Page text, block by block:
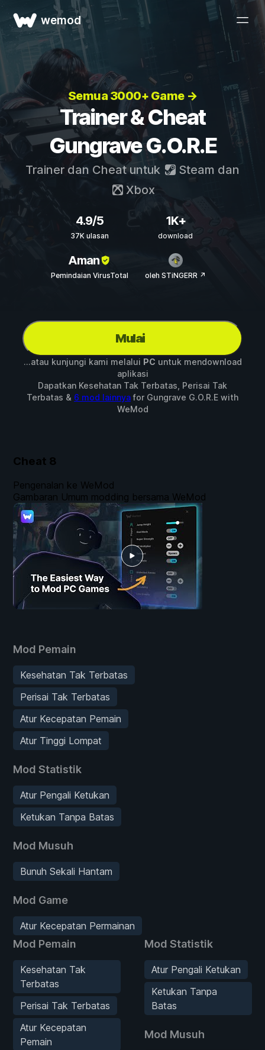
wemod
Semua 3000+ Game →
Trainer & Cheat
Gungrave G.O.R.E
Trainer dan Cheat untuk Steam dan
Xbox
4.9/5
37K ulasan
1K+
download
Aman
Pemindaian VirusTotal oleh STiNGERR ↗
Mulai
...atau kunjungi kami melalui PC untuk mendownload
aplikasi
Dapatkan Kesehatan Tak Terbatas, Perisai Tak
Terbatas & 6 mod lainnyafor Gungrave G.O.R.E with
WeMod
Cheat 8
Mod Pemain
Kesehatan Tak Terbatas
Perisai Tak Terbatas
Atur Kecepatan Pemain
Atur Tinggi Lompat
Mod Statistik
Atur Pengali Ketukan
Ketukan Tanpa Batas
Mod Musuh
Bunuh Sekali Hantam
Mod Game
Atur Kecepatan Permainan
Mod Pemain
Kesehatan Tak
Terbatas
Perisai Tak Terbatas
Atur Kecepatan
Pemain
Mod Statistik
Atur Pengali Ketukan
Ketukan Tanpa
Batas
Mod Musuh
Pengenalan ke WeMod
Gambaran Umum modding bersama WeMod